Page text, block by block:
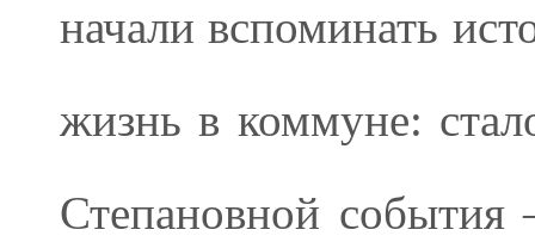
начали вспоминать
жизнь в коммуне:
Степановной события